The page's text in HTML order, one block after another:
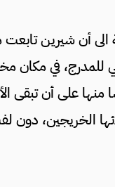
الى أن شيرين
للمدرج، في
منها على أن تبقى
الخريجين، دون